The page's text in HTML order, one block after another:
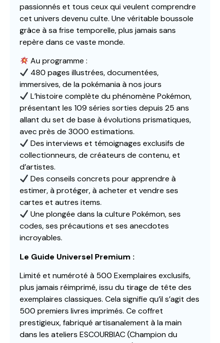
passionnés et tous ceux qui veulent comprendre
cet univers devenu culte. Une véritable boussole
grâce à sa frise temporelle, plus jamais sans
repère dans ce vaste monde.
Au programme :
480 pages illustrées, documentées,
immersives, de la pokémania à nos jours
L’histoire complète du phénomène Pokémon,
présentant les 109 séries sorties depuis 25 ans
allant du set de base à évolutions prismatiques,
avec près de 3000 estimations.
Des interviews et témoignages exclusifs de
collectionneurs, de créateurs de contenu, et
d’artistes.
Des conseils concrets pour apprendre à
estimer, à protéger, à acheter et vendre ses
cartes et autres items.
Une plongée dans la culture Pokémon, ses
codes, ses précautions et ses anecdotes
incroyables.
Le Guide Universel Premium :
Limité et numéroté à 500 Exemplaires exclusifs,
plus jamais réimprimé, issu du tirage de tête des
exemplaires classiques. Cela signifie qu’il s’agit des
500 premiers livres imprimés. Ce coffret
prestigieux, fabriqué artisanalement à la main
dans les ateliers ESCOURBIAC (Champion du